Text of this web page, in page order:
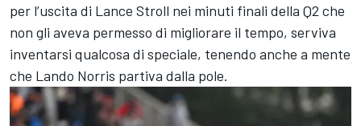
per l’uscita di Lance Stroll nei minuti finali della Q2 che
non gli aveva permesso di migliorare il tempo, serviva
inventarsi qualcosa di speciale, tenendo anche a mente
che Lando Norris partiva dalla pole.